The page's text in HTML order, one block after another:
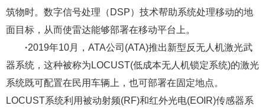
筑物时。数字信号处理（DSP）技术帮助系统处理移动的地
面目标，从而使雷达能够部署在移动平台上。
·2019年10月，ATA公司(ATA)推出新型反无人机激光武
器系统，这种被称为LOCUST(低成本无人机锁定系统)的激光
系统既可配置在民用车辆上，也可部署在固定地点。
LOCUST系统利用被动射频(RF)和红外光电(EOIR)传感器系